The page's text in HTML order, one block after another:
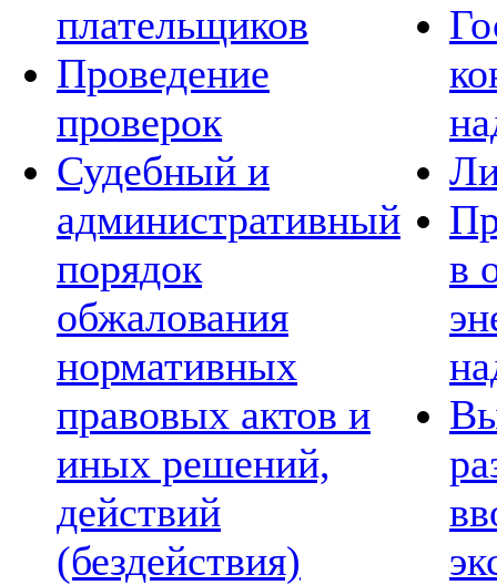
плательщиков
Проведение
проверок
Судебный и
административный
порядок
обжалования
нормативных
правовых актов и
иных решений,
действий
(бездействия)
в